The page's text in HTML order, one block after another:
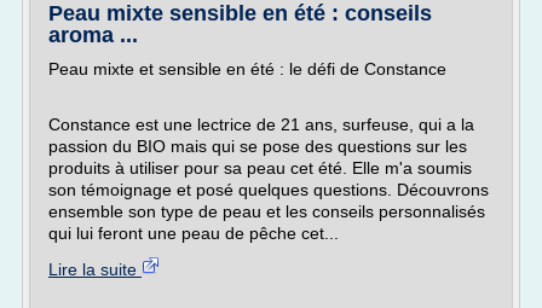
Peau mixte sensible en été : conseils
aroma ...
Peau mixte et sensible en été : le défi de Constance
Constance est une lectrice de 21 ans, surfeuse, qui a la
passion du BIO mais qui se pose des questions sur les
produits à utiliser pour sa peau cet été. Elle m'a soumis
son témoignage et posé quelques questions. Découvrons
ensemble son type de peau et les conseils personnalisés
qui lui feront une peau de pêche cet...
Lire la suite